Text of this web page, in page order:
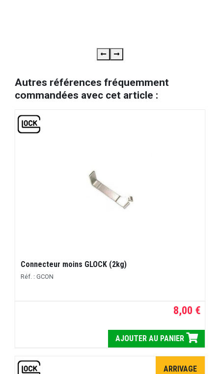
Autres références fréquemment
commandées avec cet article :
Connecteur moins GLOCK (2kg)
Réf. : GCON
8,00 €
AJOUTER AU PANIER
ARRIVAGE